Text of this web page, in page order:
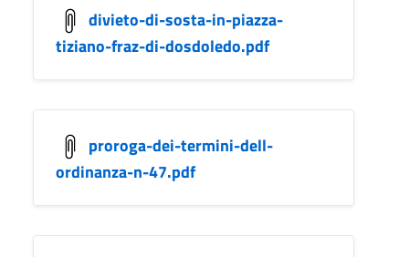
divieto-di-sosta-in-piazza-
tiziano-fraz-di-dosdoledo.pdf
proroga-dei-termini-dell-
ordinanza-n-47.pdf